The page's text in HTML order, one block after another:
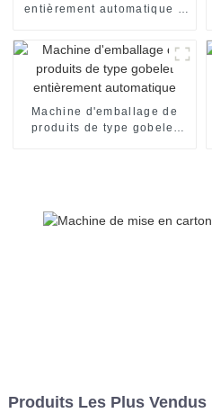
entièrement automatique à
Machine d'emballage de
produits de type gobelet
Produits Les Plus Vendus